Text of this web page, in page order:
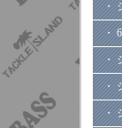
・
・
・
・
・